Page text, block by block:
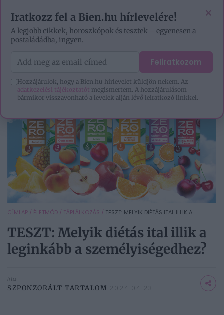
CÍMLAP / ÉLETMÓD / TÁPLÁLKOZÁS / TESZT: MELYIK DIÉTÁS ITAL ILLIK A...
TESZT: Melyik diétás ital illik a
leginkább a személyiségedhez?
Írta
SZPONZORÁLT TARTALOM 2024.04.23.
×
Iratkozz fel a Bien.hu hírlevelére!
A legjobb cikkek, horoszkópok és tesztek – egyenesen a
postaládádba, ingyen.
Feliratkozom
Hozzájárulok, hogy a Bien.hu hírlevelet küldjön nekem. Az
adatkezelési tájékoztatót megismertem. A hozzájárulásom
bármikor visszavonható a levelek alján lévő leiratkozó linkkel.